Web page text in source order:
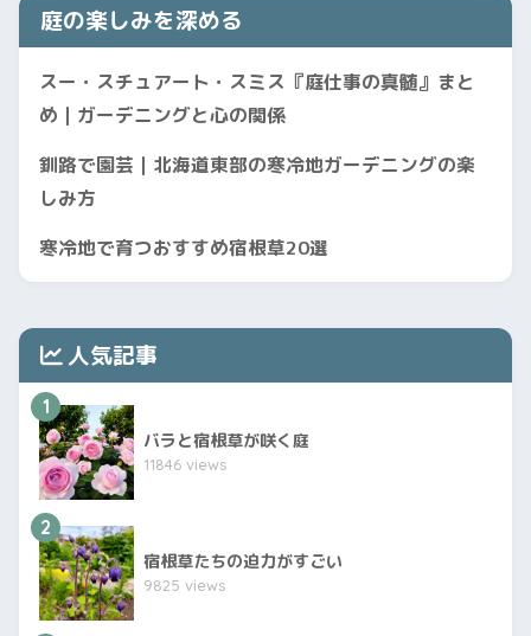
庭の楽しみを深める
スー・スチュアート・スミス『庭仕事の真髄』まと
め｜ガーデニングと心の関係
釧路で園芸｜北海道東部の寒冷地ガーデニングの楽
しみ方
寒冷地で育つおすすめ宿根草20選
人気記事
1
バラと宿根草が咲く庭
11846 views
2
宿根草たちの迫力がすごい
9825 views